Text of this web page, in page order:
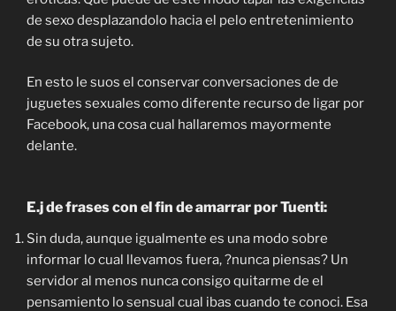
de sexo desplazandolo hacia el pelo entretenimiento
de su otra sujeto.
En esto le suos el conservar conversaciones de de
juguetes sexuales como diferente recurso de ligar por
Facebook, una cosa cual hallaremos mayormente
delante.
E.j de frases con el fin de amarrar por Tuenti:
Sin duda, aunque igualmente es una modo sobre
informar lo cual llevamos fuera, ?nunca piensas? Un
servidor al menos nunca consigo quitarme de el
pensamiento lo sensual cual ibas cuando te conoci. Esa